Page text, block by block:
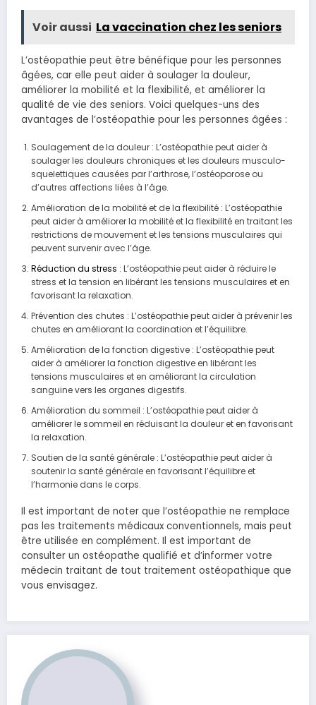
Voir aussi La vaccination chez les seniors
L’ostéopathie peut être bénéfique pour les personnes
âgées, car elle peut aider à soulager la douleur,
améliorer la mobilité et la flexibilité, et améliorer la
qualité de vie des seniors. Voici quelques-uns des
avantages de l’ostéopathie pour les personnes âgées :
Soulagement de la douleur : L’ostéopathie peut aider à
soulager les douleurs chroniques et les douleurs musculo-
squelettiques causées par l’arthrose, l’ostéoporose ou
d’autres affections liées à l’âge.
Amélioration de la mobilité et de la flexibilité : L’ostéopathie
peut aider à améliorer la mobilité et la flexibilité en traitant les
restrictions de mouvement et les tensions musculaires qui
peuvent survenir avec l’âge.
Réduction du stress : L’ostéopathie peut aider à réduire le
stress et la tension en libérant les tensions musculaires et en
favorisant la relaxation.
Prévention des chutes : L’ostéopathie peut aider à prévenir les
chutes en améliorant la coordination et l’équilibre.
Amélioration de la fonction digestive : L’ostéopathie peut
aider à améliorer la fonction digestive en libérant les
tensions musculaires et en améliorant la circulation
sanguine vers les organes digestifs.
Amélioration du sommeil : L’ostéopathie peut aider à
améliorer le sommeil en réduisant la douleur et en favorisant
la relaxation.
Soutien de la santé générale : L’ostéopathie peut aider à
soutenir la santé générale en favorisant l’équilibre et
l’harmonie dans le corps.
Il est important de noter que l’ostéopathie ne remplace
pas les traitements médicaux conventionnels, mais peut
être utilisée en complément. Il est important de
consulter un ostéopathe qualifié et d’informer votre
médecin traitant de tout traitement ostéopathique que
vous envisagez.